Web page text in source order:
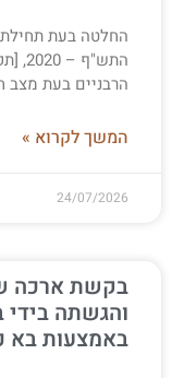
החלטה בעת תחילת
הרבניים בעת מצב
המשך לקרוא »
24/07/2026
בקשת ארכה
והגשתה בידי
באמצעות בא